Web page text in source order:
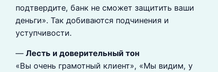
подтвердите, банк не сможет защитить ваши
деньги». Так добиваются подчинения и
уступчивости.
— Лесть и доверительный тон
«Вы очень грамотный клиент», «Мы видим, у